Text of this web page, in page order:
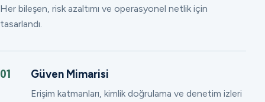
Her bileşen, risk azaltımı ve operasyonel netlik için
tasarlandı.
01 Güven Mimarisi
Erişim katmanları, kimlik doğrulama ve denetim izleri